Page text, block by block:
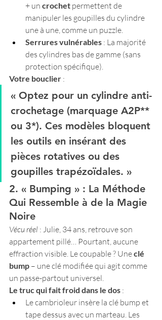
+ un crochet permettent de
manipuler les goupilles du cylindre
une à une, comme un puzzle.
Serrures vulnérables : La majorité
des cylindres bas de gamme (sans
protection spécifique).
Votre bouclier :
« Optez pour un cylindre anti-
crochetage (marquage A2P**
ou 3*). Ces modèles bloquent
les outils en insérant des
pièces rotatives ou des
goupilles trapézoïdales. »
2. « Bumping » : La Méthode
Qui Ressemble à de la Magie
Noire
Vécu réel : Julie, 34 ans, retrouve son
appartement pillé… Pourtant, aucune
effraction visible. Le coupable ? Une clé
bump – une clé modifiée qui agit comme
un passe-partout universel.
Le truc qui fait froid dans le dos :
Le cambrioleur insère la clé bump et
tape dessus avec un marteau. Les